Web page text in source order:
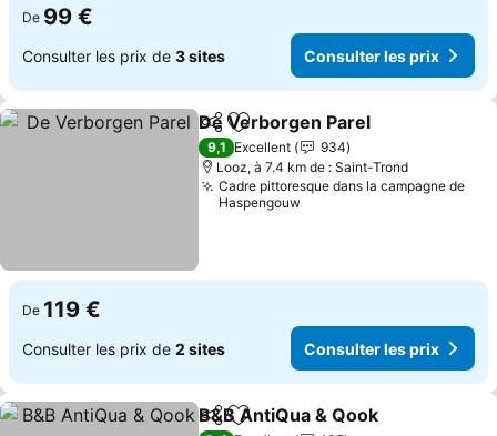
De 99 €
Consulter les prix de 3 sites Consulter les prix
PartagerAjouter à mes favoris
De Verborgen Parel
9,1 Excellent
934
Looz, à 7.4 km de : Saint-Trond
Cadre pittoresque dans la campagne de
Haspengouw
De 119 €
Consulter les prix de 2 sites Consulter les prix
PartagerAjouter à mes favoris
B&B AntiQua & Qook